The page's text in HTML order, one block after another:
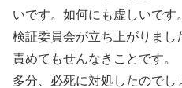
いです。如何にも虚しいです。
検証委員会が立ち上がりま
責めてもせんなきことです。
多分、必死に対処したのでし